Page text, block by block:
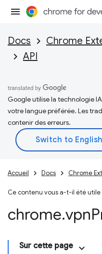
Docs Chrome
API
Google utilise la technologie
votre langue préférée. Les
contenir des erreurs.
Accueil Docs Chrome
Ce contenu vous a-t-il été utile
chrome.vpn
Sur cette page